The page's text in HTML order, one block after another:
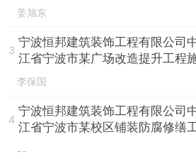
姜旭东
3
宁波恒邦建筑装饰工程有限公司
江省宁波市某广场改造提升工程
李保国
4
宁波恒邦建筑装饰工程有限公司
江省宁波市某校区铺装防腐修缮
--